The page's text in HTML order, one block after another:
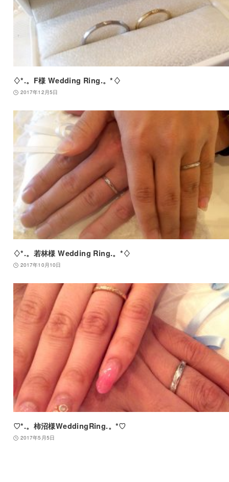
♢*.。F様 Wedding Ring.。*♢
2017年12月5日
♢*.。若林様 Wedding Ring.。*♢
2017年10月10日
♡*.。柿沼様WeddingRing.。*♡
2017年5月5日